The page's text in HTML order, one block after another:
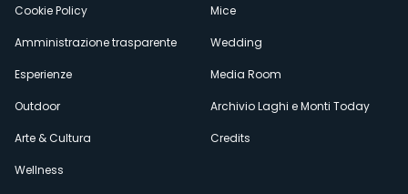
Cookie Policy
Amministrazione trasparente
Esperienze
Outdoor
Arte & Cultura
Wellness
Mice
Wedding
Media Room
Archivio Laghi e Monti Today
Credits